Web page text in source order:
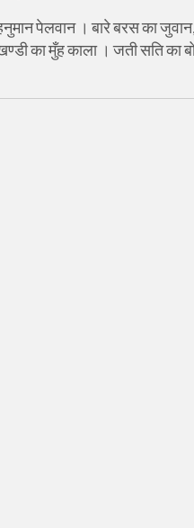
पेलवान । बारे बरस का
का मुँह काला । जती सति का